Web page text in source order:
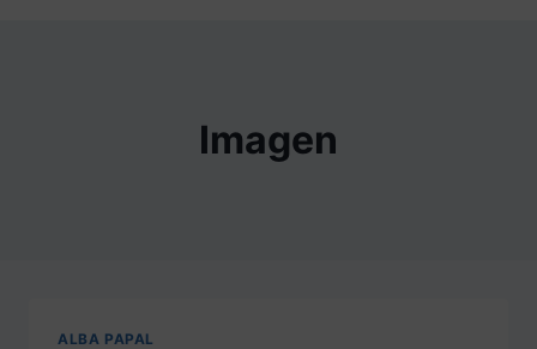
Imagen
ALBA PAPAL